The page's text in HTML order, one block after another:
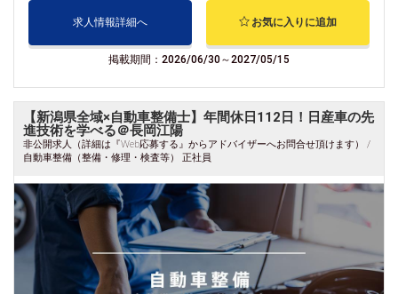
求人情報詳細へ お気に入りに追加
掲載期間：2026/06/30～2027/05/15
【新潟県全域×自動車整備士】年間休日112日！日産車の先
進技術を学べる＠長岡江陽
非公開求人（詳細は『Web応募する』からアドバイザーへお問合せ頂けます） /
自動車整備（整備・修理・検査等） 正社員